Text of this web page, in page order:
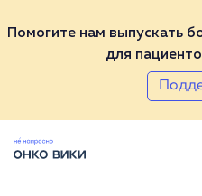
Помогите нам выпускать
для